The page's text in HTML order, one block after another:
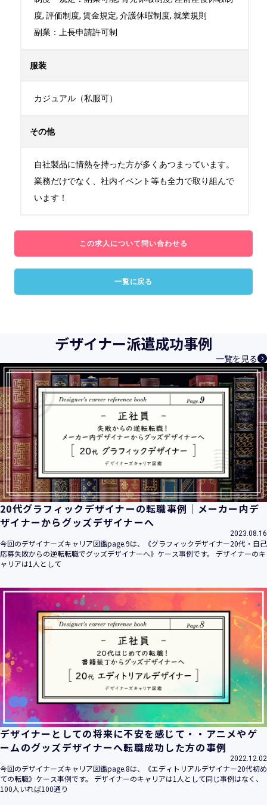
度, 評価制度, 賃金規定, 介護休暇制度, 就業規則
副業：上長申請許可制
服装
カジュアル（私服可）
その他
自社製品に情熱を持った方が多くあつまっています。
業務だけでなく、社内イベント等も全力で取り組んで
います！
この求人について問い合わせる
一覧に戻る
デザイナー派遣成功事例
一覧を見る
20代グラフィックデザイナーの転職事例｜メーカー内デ
ザイナーからグッズデザイナーへ
2023.08.16
今回のデザイナーズキャリア図鑑page.9は、《グラフィックデザイナー20代・自己
応募失敗からの逆転転職でグッズデザイナーへ》ケース事例です。 デザイナーのキ
ャリアは1人として
デザイナーとしての将来に不安を感じて・・アニメやゲ
ームのグッズデザイナーへ転職成功した方の事例
2022.12.02
今回のデザイナーズキャリア図鑑page.8は、《エディトリアルデザイナー20代初め
ての転職》ケース事例です。 デザイナーのキャリアは1人として同じ事例はなく、
100人いれば100通り